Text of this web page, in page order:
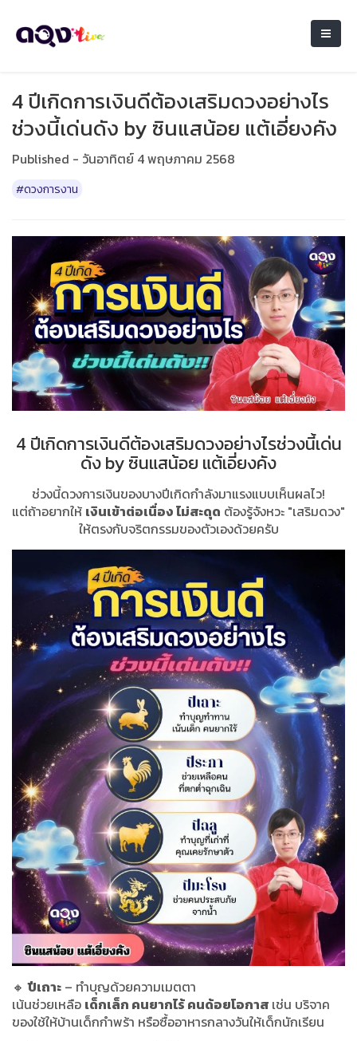
4 ปีเกิดการเงินดีต้องเสริมดวงอย่างไร
ช่วงนี้เด่นดัง by ซินแสน้อย แต้เอี่ยงคัง
Published - วันอาทิตย์ 4 พฤษภาคม 2568
#ดวงการงาน
4 ปีเกิดการเงินดีต้องเสริมดวงอย่างไรช่วงนี้เด่น
ดัง by ซินแสน้อย แต้เอี่ยงคัง
ช่วงนี้ดวงการเงินของบางปีเกิดกำลังมาแรงแบบเห็นผลไว!
แต่ถ้าอยากให้ เงินเข้าต่อเนื่อง ไม่สะดุด ต้องรู้จังหวะ "เสริมดวง"
ให้ตรงกับจริตกรรมของตัวเองด้วยครับ
🔸ปีเถาะ – ทำบุญด้วยความเมตตา
เน้นช่วยเหลือ เด็กเล็ก คนยากไร้ คนด้อยโอกาส เช่น บริจาค
ของใช้ให้บ้านเด็กกำพร้า หรือซื้ออาหารกลางวันให้เด็กนักเรียน